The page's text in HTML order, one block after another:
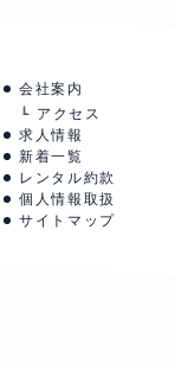
会社案内
アクセス
求人情報
新着一覧
レンタル約款
個人情報取扱
サイトマップ